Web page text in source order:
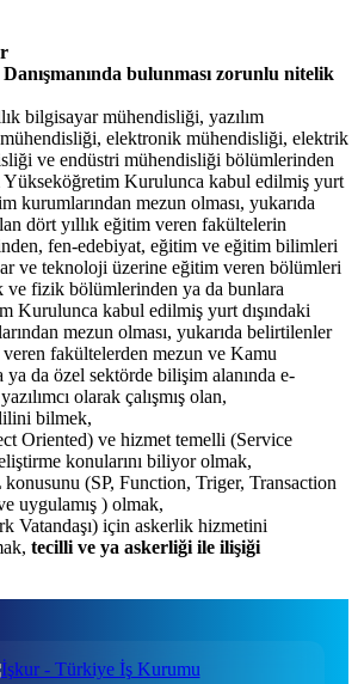
Danışmanında bulunması zorunlu nitelik
bilgisayar mühendisliği, yazılım
elektronik mühendisliği, elektrik
ve endüstri mühendisliği bölümlerinden
Kurulunca kabul edilmiş yurt
kurumlarından mezun olması, yukarıda
dört yıllık eğitim veren fakültelerin
fen-edebiyat, eğitim ve eğitim bilimleri
ve teknoloji üzerine eğitim veren bölümleri
ve fizik bölümlerinden ya da bunlara
Kurulunca kabul edilmiş yurt dışındaki
mezun olması, yukarıda belirtilenler
fakültelerden mezun ve Kamu
da özel sektörde bilişim alanında e-
olarak çalışmış olan,
bilmek,
Oriented) ve hizmet temelli (Service
konularını biliyor olmak,
(SP, Function, Triger, Transaction
uygulamış ) olmak,
Vatandaşı) için askerlik hizmetini
tecilli ve ya askerliği ile ilişiği